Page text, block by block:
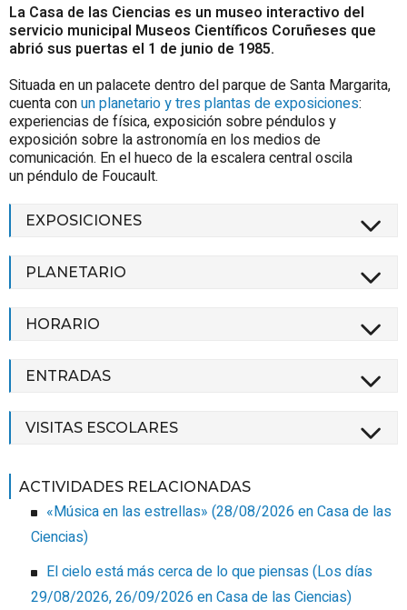
La Casa de las Ciencias es un museo interactivo del
servicio municipal Museos Científicos Coruñeses que
abrió sus puertas el 1 de junio de 1985.
Situada en un palacete dentro del parque de Santa Margarita,
cuenta conun planetario y tres plantas de exposiciones:
experiencias de física, exposición sobre péndulos y
exposición sobre la astronomía en los medios de
comunicación. En el hueco de la escalera central oscila
un péndulo de Foucault.
EXPOSICIONES
PLANETARIO
HORARIO
ENTRADAS
VISITAS ESCOLARES
ACTIVIDADES RELACIONADAS
«Música en las estrellas» (28/08/2026 en Casa de las
Ciencias)
El cielo está más cerca de lo que piensas(Los días
29/08/2026, 26/09/2026 en Casa de las Ciencias)